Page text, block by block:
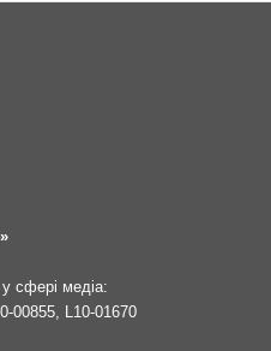
у сфері медіа:
00855, L10-01670